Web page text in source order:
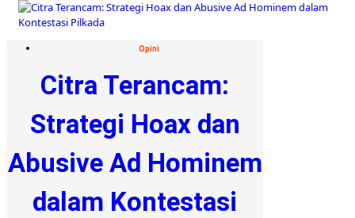
Opini
Citra Terancam:
Strategi Hoax dan
Abusive Ad Hominem
dalam Kontestasi